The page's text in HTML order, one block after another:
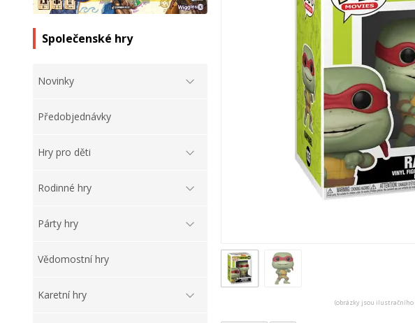
Společenské hry
Novinky
Předobjednávky
Hry pro děti
Rodinné hry
Párty hry
Vědomostní hry
Karetní hry
(obrázky jsou ilustračního